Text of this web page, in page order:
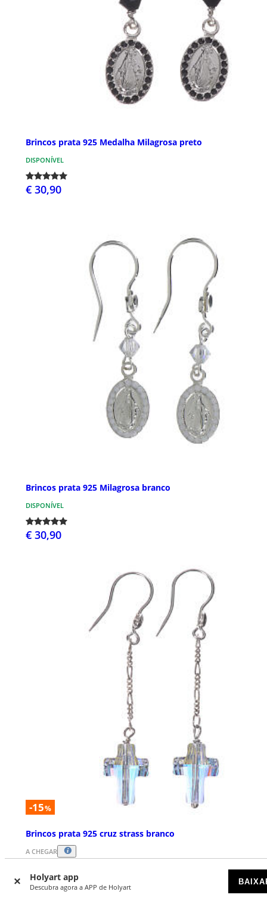
Holyart app
Descubra agora a APP de Holyart
Brincos prata 925 Medalha Milagrosa preto
DISPONÍVEL
€ 30,90
Brincos prata 925 Milagrosa branco
DISPONÍVEL
€ 30,90
-15%
Brincos prata 925 cruz strass branco
A CHEGAR
€ 18,62 € 21,90